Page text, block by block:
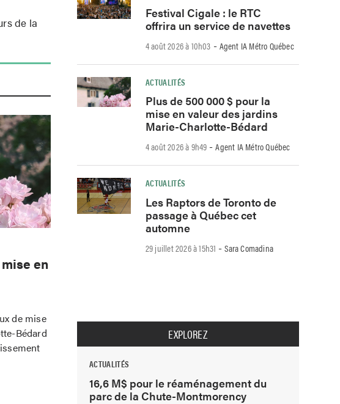
de la
en
de mise
Bédard
Festival Cigale : le RTC
offrira un service de navettes
4 août 2026 à 10h03 -Agent IA Métro Québec
ACTUALITÉS
Plus de 500 000 $ pour la
mise en valeur des jardins
Marie-Charlotte-Bédard
4 août 2026 à 9h49 -Agent IA Métro Québec
ACTUALITÉS
Les Raptors de Toronto de
passage à Québec cet
automne
29 juillet 2026 à 15h31 -Sara Comadina
EXPLOREZ
ACTUALITÉS
16,6 M$ pour le réaménagement du
parc de la Chute-Montmorency